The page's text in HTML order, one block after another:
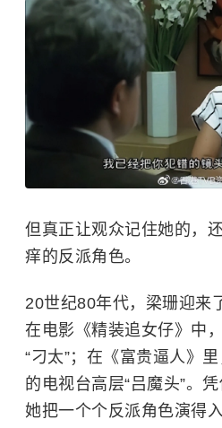
但真正让观众记住她的，
痒的反派角色。
20世纪80年代，梁珊迎来
在电影《精装追女仔》中
“刁太”；在《富贵逼人》
的电视台高层“吕魔头”。
她把一个个反派角色演得